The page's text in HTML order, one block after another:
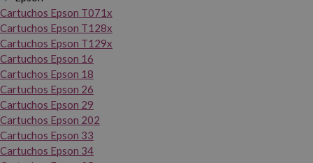
Cartuchos Epson T071x
Cartuchos Epson T128x
Cartuchos Epson T129x
Cartuchos Epson 16
Cartuchos Epson 18
Cartuchos Epson 26
Cartuchos Epson 29
Cartuchos Epson 202
Cartuchos Epson 33
Cartuchos Epson 34